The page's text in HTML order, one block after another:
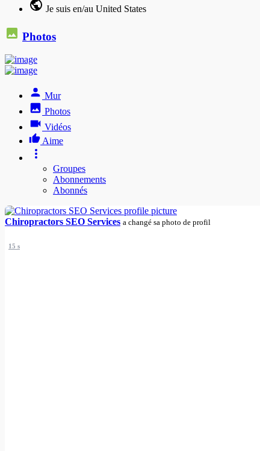
Je suis en/au United States
Photos
Mur
Photos
Vidéos
Aime
Groupes
Abonnements
Abonnés
Chiropractors SEO Services a changé sa photo de profil
15 s